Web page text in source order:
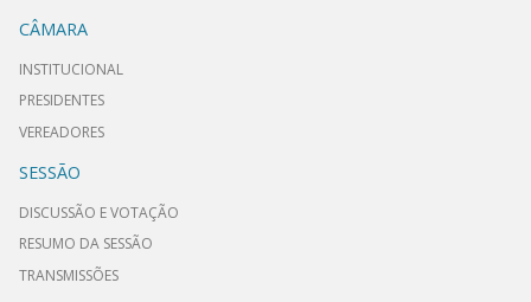
CÂMARA
INSTITUCIONAL
PRESIDENTES
VEREADORES
SESSÃO
DISCUSSÃO E VOTAÇÃO
RESUMO DA SESSÃO
TRANSMISSÕES